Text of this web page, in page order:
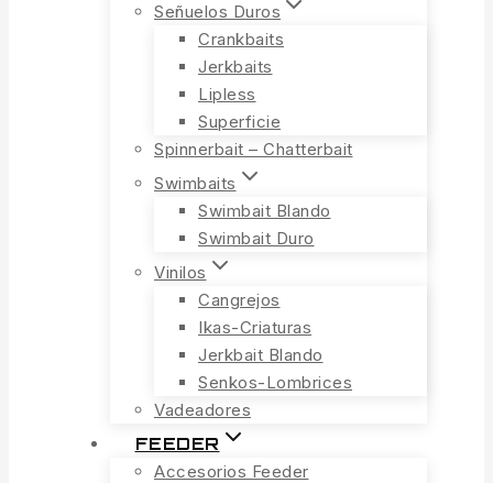
Señuelos Duros
Crankbaits
Jerkbaits
Lipless
Superficie
Spinnerbait – Chatterbait
Swimbaits
Swimbait Blando
Swimbait Duro
Vinilos
Cangrejos
Ikas-Criaturas
Jerkbait Blando
Senkos-Lombrices
Vadeadores
FEEDER
Accesorios Feeder